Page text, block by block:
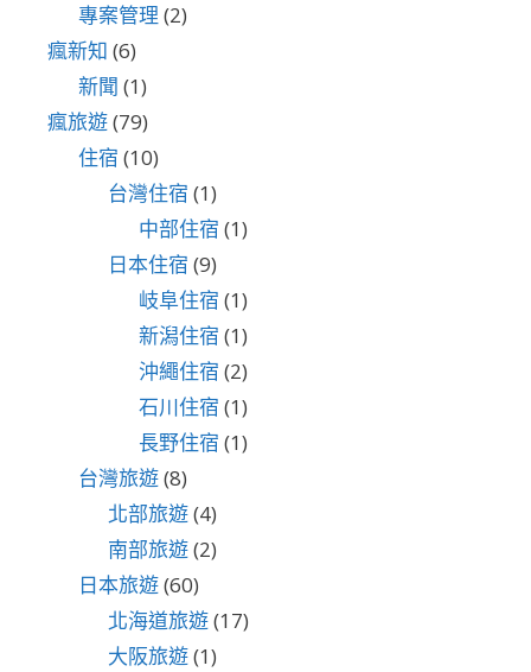
專案管理 (2)
瘋新知 (6)
新聞 (1)
瘋旅遊(79)
住宿 (10)
台灣住宿 (1)
中部住宿 (1)
日本住宿 (9)
岐阜住宿 (1)
新潟住宿 (1)
沖繩住宿 (2)
石川住宿 (1)
長野住宿 (1)
台灣旅遊(8)
北部旅遊(4)
南部旅遊(2)
日本旅遊(60)
北海道旅遊(17)
大阪旅遊(1)